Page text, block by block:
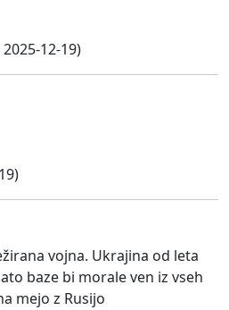
12-19)
vojna. Ukrajina od leta
baze bi morale ven iz vseh
mejo z Rusijo